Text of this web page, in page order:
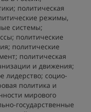
политическая
режимы,
системы;
политические
политические
политическая
и движения;
лидерство; социо-
политика и
мирового
государственные